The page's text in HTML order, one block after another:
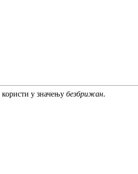
користи у значењу безбрижан.